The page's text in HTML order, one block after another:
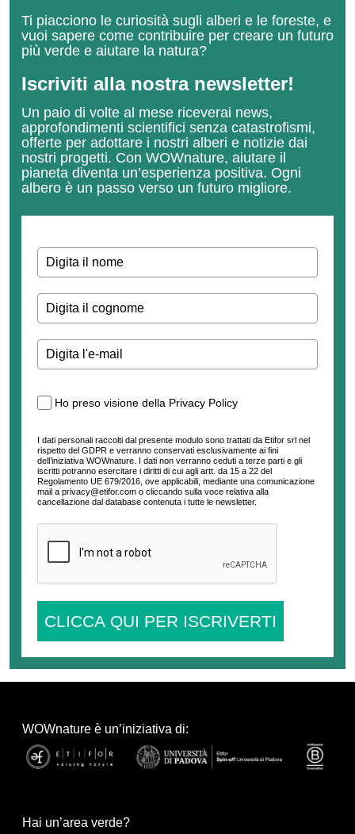
Ti piacciono le curiosità sugli alberi e le foreste, e
vuoi sapere come contribuire per creare un futuro
più verde e aiutare la natura?
Iscriviti alla nostra newsletter!
Un paio di volte al mese riceverai news,
approfondimenti scientifici senza catastrofismi,
offerte per adottare i nostri alberi e notizie dai
nostri progetti. Con WOWnature, aiutare il
pianeta diventa un’esperienza positiva. Ogni
albero è un passo verso un futuro migliore.
Ho preso visione della Privacy Policy
I dati personali raccolti dal presente modulo sono trattati da Etifor srl nel
rispetto del GDPR e verranno conservati esclusivamente ai fini
dell’iniziativa WOWnature. I dati non verranno ceduti a terze parti e gli
iscritti potranno esercitare i diritti di cui agli artt. da 15 a 22 del
Regolamento UE 679/2016, ove applicabili, mediante una comunicazione
mail a privacy@etifor.com o cliccando sulla voce relativa alla
cancellazione dal database contenuta i tutte le newsletter.
CLICCA QUI PER ISCRIVERTI
WOWnature è un’iniziativa di:
Hai un’area verde?